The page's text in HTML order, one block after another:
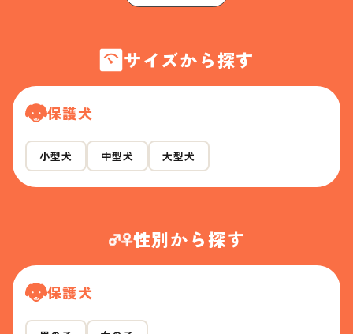
サイズから探す
保護犬
小型犬 中型犬 大型犬
性別から探す
保護犬